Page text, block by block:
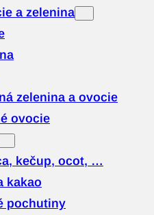
a zelenina
zelenina a ovocie
ovocie
kečup, ocot, …
kakao
pochutiny